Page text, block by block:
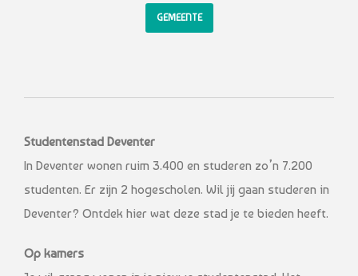
GEMEENTE
Studentenstad Deventer
In Deventer wonen ruim 3.400 en studeren zo’n 7.200
studenten. Er zijn 2 hogescholen. Wil jij gaan studeren in
Deventer? Ontdek hier wat deze stad je te bieden heeft.
Op kamers